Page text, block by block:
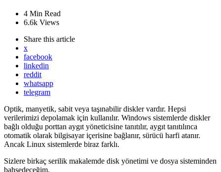
4 Min Read
6.6k Views
Share this article
x
facebook
linkedin
reddit
whatsapp
telegram
Optik, manyetik, sabit veya taşınabilir diskler vardır. Hepsi
verilerimizi depolamak için kullanılır. Windows sistemlerde diskler
bağlı olduğu porttan aygıt yöneticisine tanıtılır, aygıt tanıtılınca
otomatik olarak bilgisayar içerisine bağlanır, sürücü harfi atanır.
Ancak Linux sistemlerde biraz farklı.
Sizlere birkaç serilik makalemde disk yönetimi ve dosya sisteminden
bahsedeceğim.